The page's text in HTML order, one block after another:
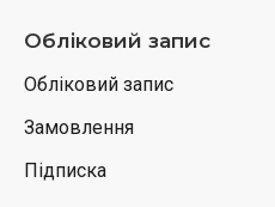
Обліковий запис
Обліковий запис
Замовлення
Підписка